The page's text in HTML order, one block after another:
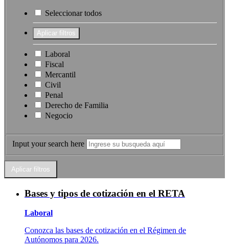
Seleccionar todos
Laboral
Fiscal
Mercantil
Civil
Penal
Derecho de Familia
Negocio
Input your search here
Bases y tipos de cotización en el RETA
Laboral
Conozca las bases de cotización en el Régimen de
Autónomos para 2026.